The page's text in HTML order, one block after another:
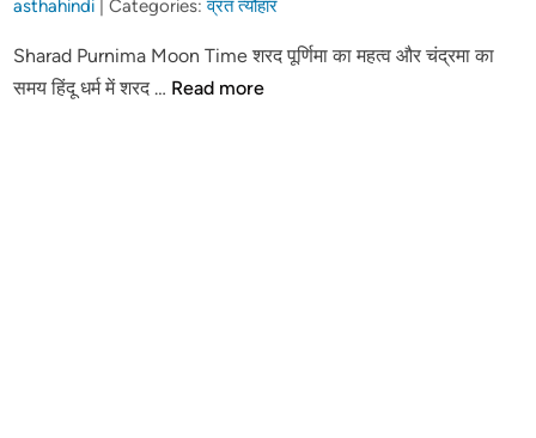
asthahindi
Categories:व्रत त्यौहार
Sharad Purnima Moon Time शरद पूर्णिमा का महत्व और चंद्रमा का
समय हिंदू धर्म में शरद … शरद
Read more